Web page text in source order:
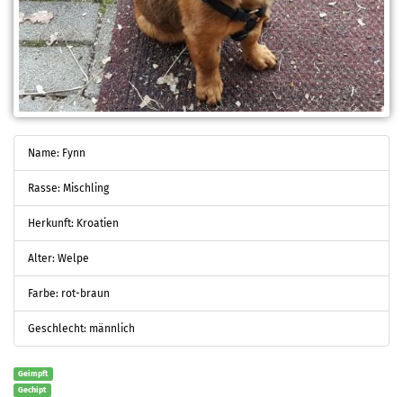
Name: Fynn
Rasse: Mischling
Herkunft: Kroatien
Alter: Welpe
Farbe: rot-braun
Geschlecht: männlich
Geimpft
Gechipt